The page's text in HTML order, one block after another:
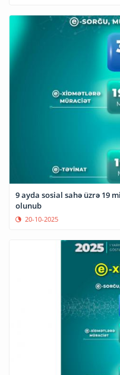
9 ayda sosial sahə üzrə 19
olunub
20-10-2025